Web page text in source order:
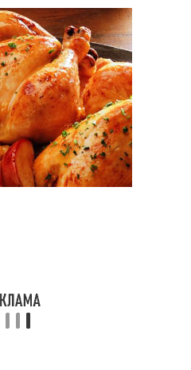
Курица в майонезе
Корочка на сковороде